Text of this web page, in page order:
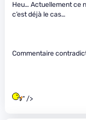
Heu… Actuellement ce
c’est déjà le cas…
Commentaire
" />